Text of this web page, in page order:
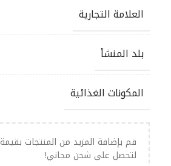
العلامة التجارية
بلد المنشأ
المكونات الغذائية
قم بإضافة المزيد من المنتجات بقيمة
لتحصل على شحن مجاني!